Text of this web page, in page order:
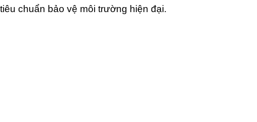
chuẩn bảo vệ môi trường hiện đại.